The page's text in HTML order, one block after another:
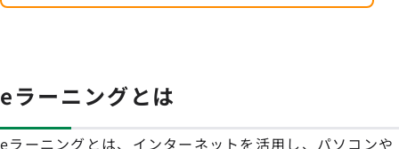
eラーニングとは
eラーニングとは、インターネットを活用し、パソコンや